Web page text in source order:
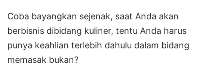
Coba bayangkan sejenak, saat Anda akan
berbisnis dibidang kuliner, tentu Anda harus
punya keahlian terlebih dahulu dalam bidang
memasak bukan?